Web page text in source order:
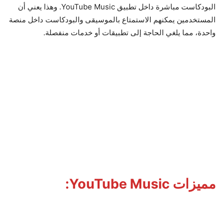
البودكاست مباشرة داخل تطبيق YouTube Music. وهذا يعني أن
المستخدمين يمكنهم الاستمتاع بالموسيقى والبودكاست داخل منصة
واحدة، مما يلغي الحاجة إلى تطبيقات أو خدمات منفصلة.
مميزات YouTube Music: